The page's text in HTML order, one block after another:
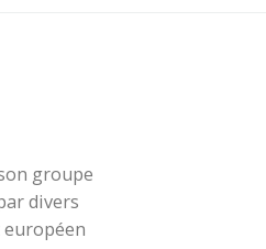
groupe
divers